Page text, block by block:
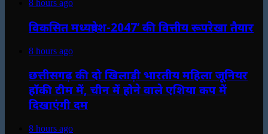
8 hours ago
विकसित मध्यप्रदेश-2047’ की वित्तीय रूपरेखा तैयार
8 hours ago
छत्तीसगढ़ की दो खिलाड़ी भारतीय महिला जूनियर
हॉकी टीम में, चीन में होने वाले एशिया कप में
दिखाएंगी दम
8 hours ago